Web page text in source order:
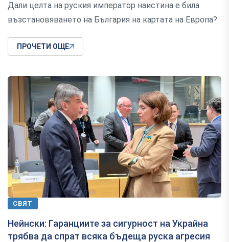
Дали целта на руския император наистина е била
възстановяването на България на картата на Европа?
ПРОЧЕТИ ОЩЕ
СВЯТ
Нейнски: Гаранциите за сигурност на Украйна
трябва да спрат всяка бъдеща руска агресия